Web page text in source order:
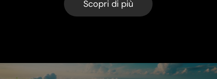
Scopri di più